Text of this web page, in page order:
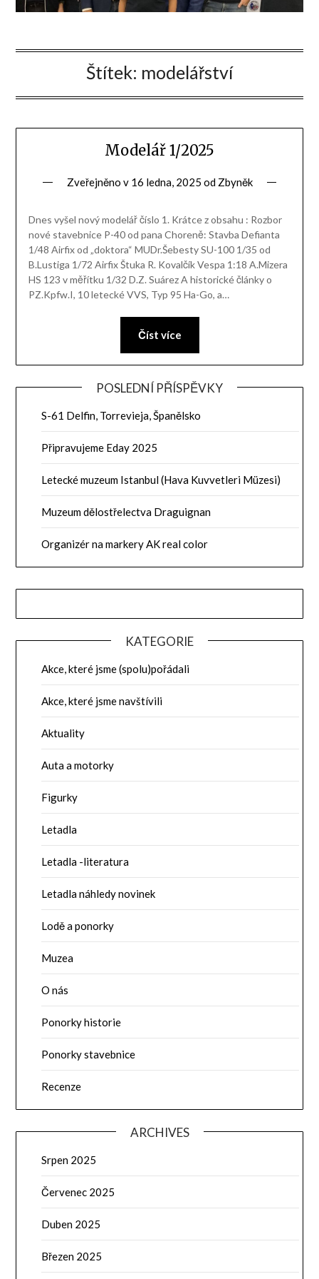
Štítek: modelářství
Modelář 1/2025
Zveřejněno v 16 ledna, 2025 od Zbyněk
Dnes vyšel nový modelář číslo 1. Krátce z obsahu : Rozbor
nové stavebnice P-40 od pana Choreně: Stavba Defianta
1/48 Airfix od „doktora“ MUDr.Šebesty SU-100 1/35 od
B.Lustiga 1/72 Airfix Štuka R. Kovalčík Vespa 1:18 A.Mizera
HS 123 v měřítku 1/32 D.Z. Suárez A historické články o
PZ.Kpfw.I, 10 letecké VVS, Typ 95 Ha-Go, a…
Číst více
POSLEDNÍ PŘÍSPĚVKY
S-61 Delfin, Torrevieja, Španělsko
Připravujeme Eday 2025
Letecké muzeum Istanbul (Hava Kuvvetleri Müzesi)
Muzeum dělostřelectva Draguignan
Organizér na markery AK real color
KATEGORIE
Akce, které jsme (spolu)pořádali
Akce, které jsme navštívili
Aktuality
Auta a motorky
Figurky
Letadla
Letadla -literatura
Letadla náhledy novinek
Lodě a ponorky
Muzea
O nás
Ponorky historie
Ponorky stavebnice
Recenze
ARCHIVES
Srpen 2025
Červenec 2025
Duben 2025
Březen 2025